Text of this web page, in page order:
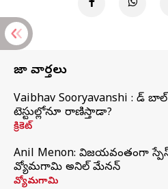
తాజా వార్తలు
Vaibhav Sooryavanshi : రెడ్
టెస్టుల్లోనూ రాణిస్తాడా?
క్రికెట్
Anil Menon: విజయవంతంగా
వ్యోమగామి అనిల్‌ మేనన్
వ్యోమగామి